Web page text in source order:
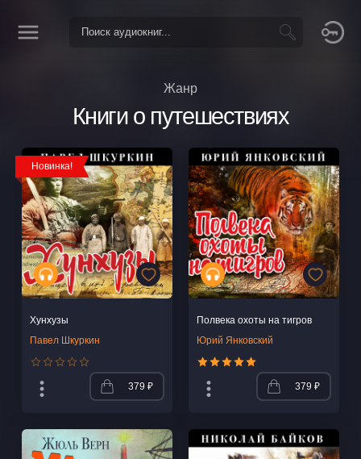
Жанр
Книги о путешествиях
Новинка!
Хунхузы
Павел Шкуркин
379 ₽
Полвека охоты на тигров
Юрий Янковский
379 ₽